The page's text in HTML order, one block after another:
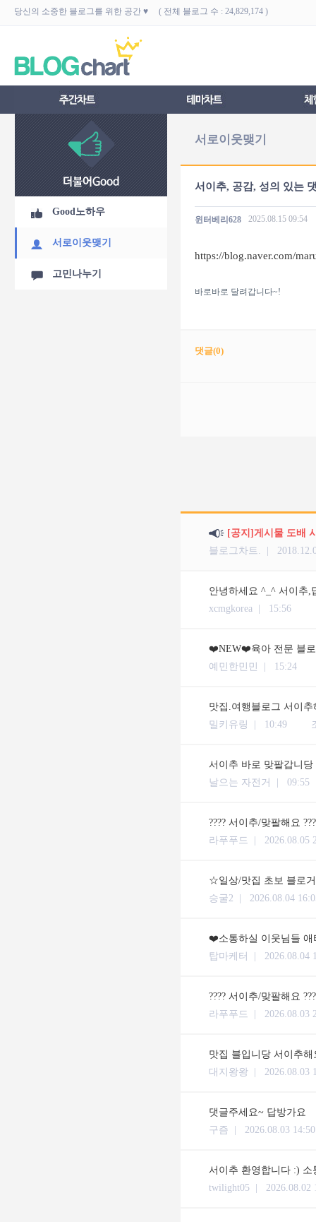
당신의 소중한 블로그를 위한 공간 ♥ ( 전체 블로그 수 : 24,829,174 )
Good노하우
서로이웃맺기
고민나누기
서로이웃맺기
서이추, 공감, 성의 있는
윈터베리628 2025.08.15 09:54
https://blog.naver.com/
바로바로 달려갑니다~!
댓글(0)
[공지]게시물 도배
블로그차트. |
안녕하세요 ^_^ 서이추,
xcmgkorea |
15:56
❤️NEW❤️육아 전문 블
예민한민민 |
15:24
맛집.여행블로그 서이
밀키유링 |
10:49
서이추 바로 맞팔갑니당
날으는 자전거 | 09:55
???? 서이추/맞팔해요
라푸푸드 | 2026.08.05
☆일상/맛집 초보 블로
승굴2 | 2026.08.04
❤️소통하실 이웃님들
탑마케터 | 2026.08.04
???? 서이추/맞팔해요
라푸푸드 | 2026.08.03
맛집 블입니당 서이추
대지왕왕 | 2026.08.03
댓글주세요~ 답방가요
구즘 | 2026.08.03 14:50
서이추 환영합니다 :)
twilight05 | 2026.08.02